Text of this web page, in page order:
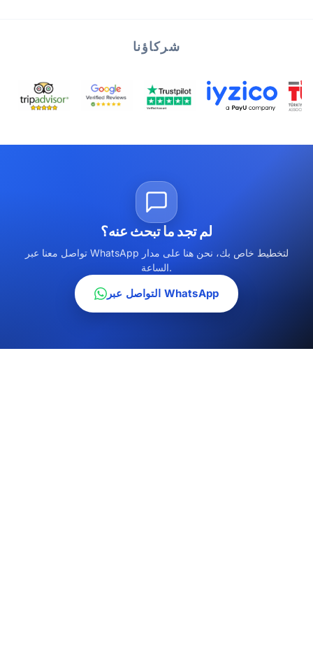
شركاؤنا
لم تجد ما تبحث عنه؟
تواصل معنا عبر WhatsApp لتخطيط خاص بك، نحن هنا على مدار
الساعة.
التواصل عبر WhatsApp